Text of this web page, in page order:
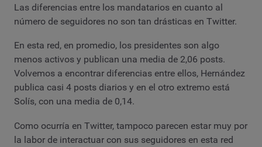
Las diferencias entre los mandatarios en cuanto al
número de seguidores no son tan drásticas en Twitter.
En esta red, en promedio, los presidentes son algo
menos activos y publican una media de 2,06 posts.
Volvemos a encontrar diferencias entre ellos, Hernández
publica casi 4 posts diarios y en el otro extremo está
Solís, con una media de 0,14.
Como ocurría en Twitter, tampoco parecen estar muy por
la labor de interactuar con sus seguidores en esta red